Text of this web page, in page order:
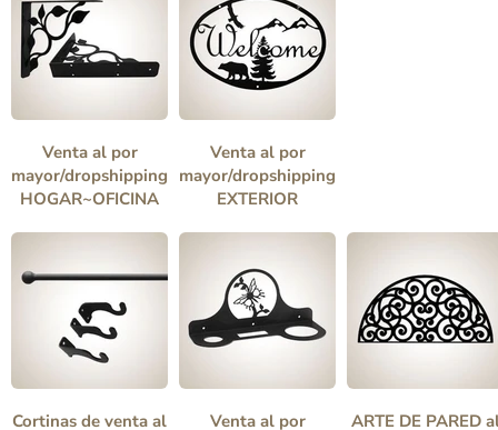
Venta al por
mayor/dropshipping
HOGAR~OFICINA
Venta al por
mayor/dropshipping
EXTERIOR
Cortinas de venta al
Venta al por
ARTE DE PARED